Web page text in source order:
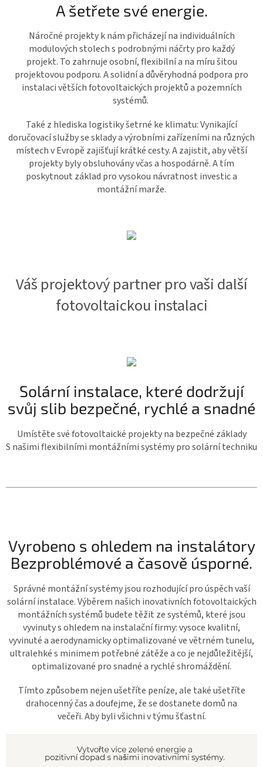
A šetřete své energie.
Náročné projekty k nám přicházejí na individuálních
modulových stolech s podrobnými náčrty pro každý
projekt. To zahrnuje osobní, flexibilní a na míru šitou
projektovou podporu. A solidní a důvěryhodná podpora pro
instalaci větších fotovoltaických projektů a pozemních
systémů.
Také z hlediska logistiky šetrné ke klimatu: Vynikající
doručovací služby se sklady a výrobními zařízeními na různých
místech v Evropě zajišťují krátké cesty. A zajistit, aby větší
projekty byly obsluhovány včas a hospodárně. A tím
poskytnout základ pro vysokou návratnost investic a
montážní marže.
Váš projektový partner pro vaši další
fotovoltaickou instalaci
Solární instalace, které dodržují
svůj slib bezpečné, rychlé a snadné
Umístěte své fotovoltaické projekty na bezpečné základy
S našimi flexibilními montážními systémy pro solární techniku
Vyrobeno s ohledem na instalátory
Bezproblémové a časově úsporné.
Správné montážní systémy jsou rozhodující pro úspěch vaší
solární instalace. Výběrem našich inovativních fotovoltaických
montážních systémů budete těžit ze systémů, které jsou
vyvinuty s ohledem na instalační firmy: vysoce kvalitní,
vyvinuté a aerodynamicky optimalizované ve větrném tunelu,
ultralehké s minimem potřebné zátěže a co je nejdůležitější,
optimalizované pro snadné a rychlé shromáždění.
Tímto způsobem nejen ušetříte peníze, ale také ušetříte
drahocenný čas a doufejme, že se dostanete domů na
večeři. Aby byli všichni v týmu šťastní.